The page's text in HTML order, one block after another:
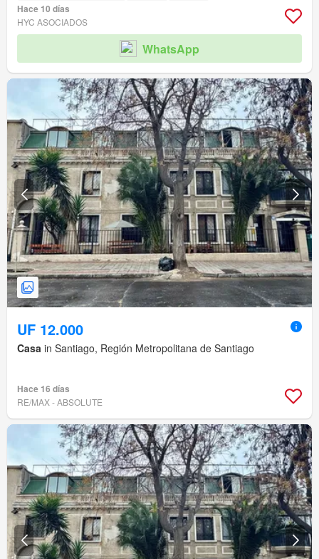
Hace 10 días
HYC ASOCIADOS
WhatsApp
UF 12.000
Casa in Santiago, Región Metropolitana de Santiago
Hace 16 días
RE/MAX - ABSOLUTE